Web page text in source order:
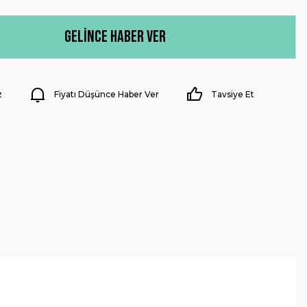
Gelince Haber Ver
Fiyatı Düşünce Haber Ver Tavsiye Et